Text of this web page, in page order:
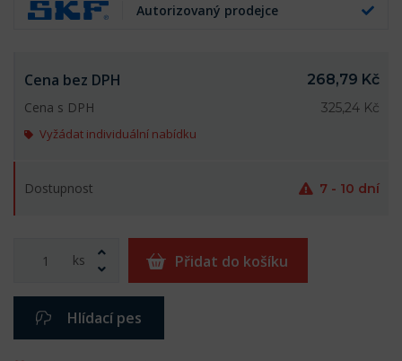
Autorizovaný prodejce
Cena bez DPH
268,79 Kč
Cena s DPH
325,24 Kč
Vyžádat individuální nabídku
Dostupnost 7 - 10 dní
ks Přidat do košíku
Hlídací pes